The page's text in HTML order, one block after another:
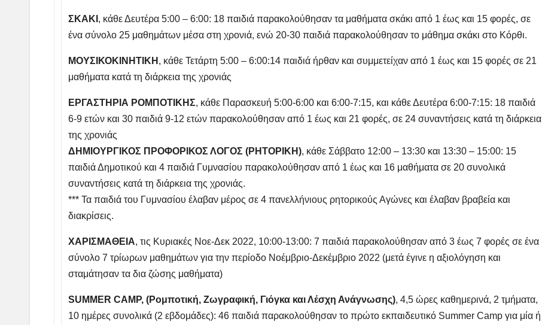
ΣΚΑΚΙ , κάθε Δευτέρα 5:00 – 6:00: 18 παιδιά παρακολούθησαν τα μαθήματα σκάκι από 1 έως και 15 φορές, σε
ένα σύνολο 25 μαθημάτων μέσα στη χρονιά, ενώ 20-30 παιδιά παρακολούθησαν το μάθημα σκάκι στο Κόρθι.
ΜΟΥΣΙΚΟΚΙΝΗΤΙΚΗ , κάθε Τετάρτη 5:00 – 6:00:14 παιδιά ήρθαν και συμμετείχαν από 1 έως και 15 φορές σε 21
μαθήματα κατά τη διάρκεια της χρονιάς
ΕΡΓΑΣΤΗΡΙΑ ΡΟΜΠΟΤΙΚΗΣ, κάθε Παρασκευή 5:00-6:00 και 6:00-7:15, και κάθε Δευτέρα 6:00-7:15: 18 παιδιά
6-9 ετών και 30 παιδιά 9-12 ετών παρακολούθησαν από 1 έως και 21 φορές, σε 24 συναντήσεις κατά τη διάρκεια
της χρονιάς
ΔΗΜΙΟΥΡΓΙΚΟΣ ΠΡΟΦΟΡΙΚΟΣ ΛΟΓΟΣ (ΡΗΤΟΡΙΚΗ), κάθε Σάββατο 12:00 – 13:30 και 13:30 – 15:00: 15
παιδιά Δημοτικού και 4 παιδιά Γυμνασίου παρακολούθησαν από 1 έως και 16 μαθήματα σε 20 συνολικά
συναντήσεις κατά τη διάρκεια της χρονιάς.
*** Τα παιδιά του Γυμνασίου έλαβαν μέρος σε 4 πανελλήνιους ρητορικούς Αγώνες και έλαβαν βραβεία και
διακρίσεις.
ΧΑΡΙΣΜΑΘΕΙΑ, τις Κυριακές Νοε-Δεκ 2022, 10:00-13:00: 7 παιδιά παρακολούθησαν από 3 έως 7 φορές σε ένα
σύνολο 7 τρίωρων μαθημάτων για την περίοδο Νοέμβριο-Δεκέμβριο 2022 (μετά έγινε η αξιολόγηση και
σταμάτησαν τα δια ζώσης μαθήματα)
SUMMER CAMP, (Ρομποτική, Ζωγραφική, Γιόγκα και Λέσχη Ανάγνωσης), 4,5 ώρες καθημερινά, 2 τμήματα,
10 ημέρες συνολικά (2 εβδομάδες): 46 παιδιά παρακολούθησαν το πρώτο εκπαιδευτικό Summer Camp για μία ή